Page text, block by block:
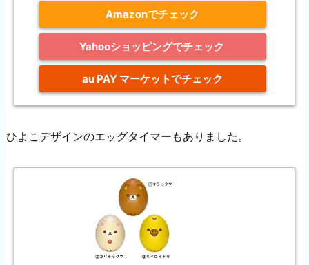
Amazonでチェック
Yahooショッピングでチェック
au PAY マーケットでチェック
ひよこデザインのエッグタイマーもありました。